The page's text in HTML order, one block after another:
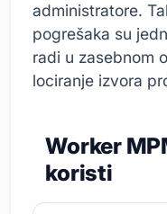
administratore.
pogrešaka su
radi u zasebnom
lociranje izvora
Worker
koristi